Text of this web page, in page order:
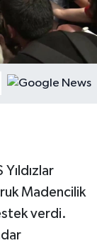
Madencilik
verdi.